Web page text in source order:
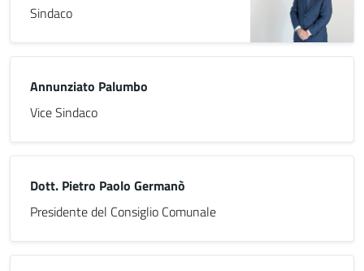
Sindaco
Annunziato Palumbo
Vice Sindaco
Dott. Pietro Paolo Germanò
Presidente del Consiglio Comunale